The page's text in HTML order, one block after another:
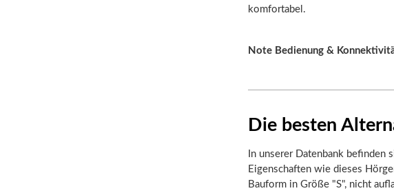
komfortabel.
Note Bedienung &
Die besten
In unserer Datenbank befinden
Eigenschaften wie dieses
Bauform in Größe "S", nicht